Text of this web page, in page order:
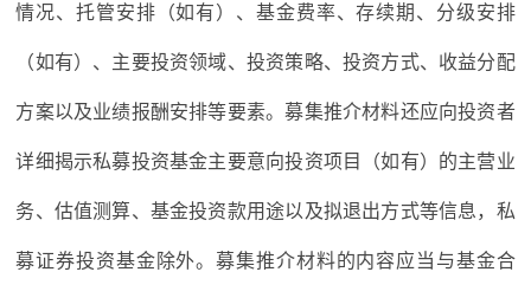
情况、托管安排（如有）、基金费率、存续期、分级安排
（如有）、主要投资领域、投资策略、投资方式、收益分配
方案以及业绩报酬安排等要素。募集推介材料还应向投资者
详细揭示私募投资基金主要意向投资项目（如有）的主营业
务、估值测算、基金投资款用途以及拟退出方式等信息，私
募证券投资基金除外。募集推介材料的内容应当与基金合